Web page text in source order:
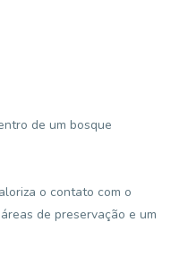
de um bosque
o contato com o
de preservação e um